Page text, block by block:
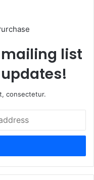
list
consectetur.